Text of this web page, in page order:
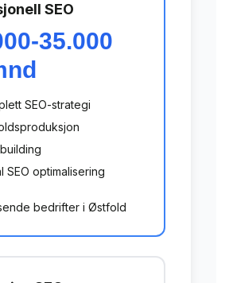
SEO
35.000
SEO-strategi
SEO optimalisering
bedrifter i Østfold